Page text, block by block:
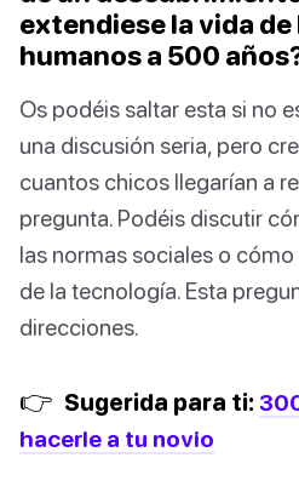
extendiese la vida de
humanos a 500
Os podéis saltar esta si no
una discusión seria, pero
cuantos chicos llegarían a
pregunta. Podéis discutir
las normas sociales o
de la tecnología. Esta
direcciones.
👉 Sugerida para ti:
hacerle a tu novio